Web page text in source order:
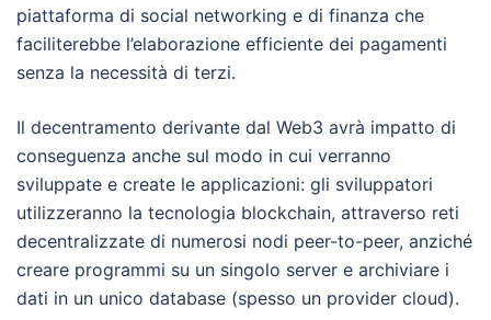
piattaforma di social networking e di finanza che
faciliterebbe l’elaborazione efficiente dei pagamenti
senza la necessità di terzi.
Il decentramento derivante dal Web3 avrà impatto di
conseguenza anche sul modo in cui verranno
sviluppate e create le applicazioni: gli sviluppatori
utilizzeranno la tecnologia blockchain, attraverso reti
decentralizzate di numerosi nodi peer-to-peer, anziché
creare programmi su un singolo server e archiviare i
dati in un unico database (spesso un provider cloud).